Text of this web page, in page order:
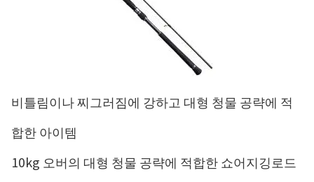
비틀림이나 찌그러짐에 강하고 대형 청물 공략에 적
합한 아이템
10kg 오버의 대형 청물 공략에 적합한 쇼어지깅로드